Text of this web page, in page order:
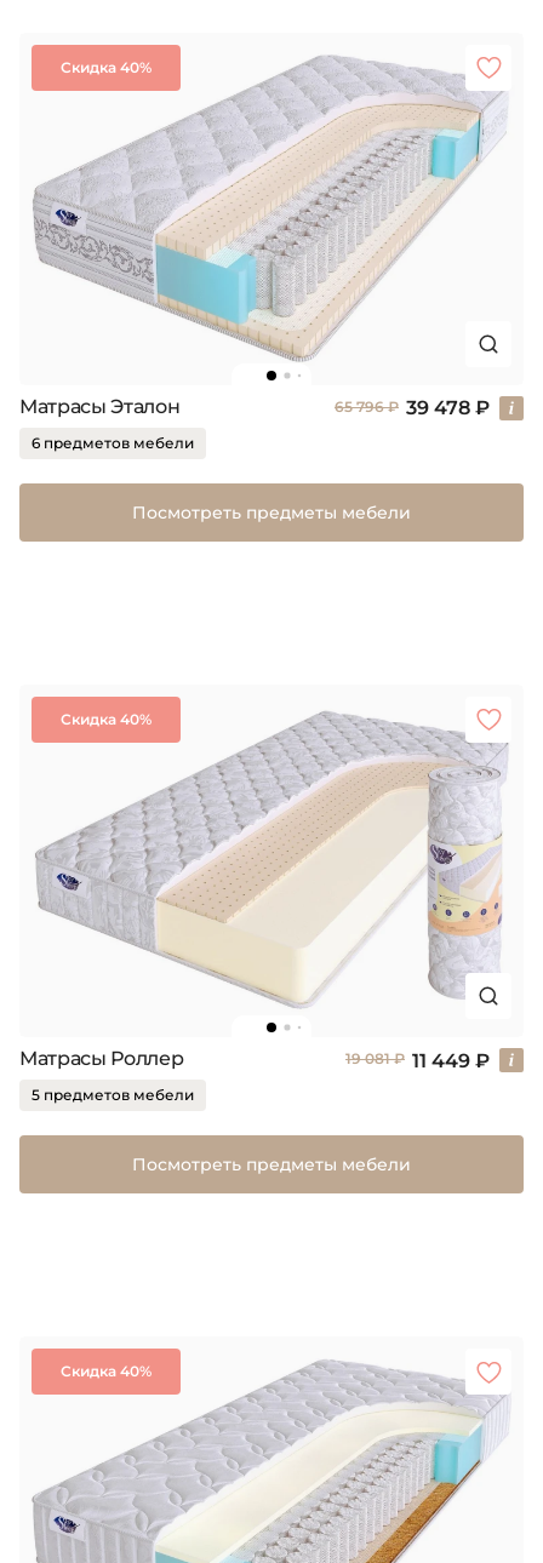
Скидка 40%
Матрасы Эталон 65 796 ₽ 39 478 ₽
6 предметов мебели
Посмотреть предметы мебели
Скидка 40%
Матрасы Роллер 19 081 ₽ 11 449 ₽
5 предметов мебели
Посмотреть предметы мебели
Скидка 40%